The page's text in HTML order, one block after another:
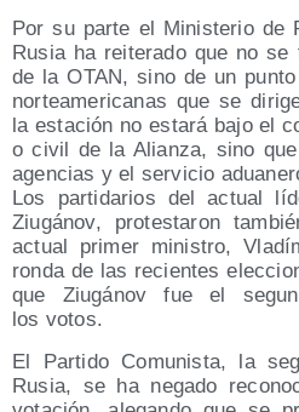
Por su par­te el Minis­te­rio de
Rusia ha reite­ra­do que no
de la OTAN, sino de un
nor­te­ame­ri­ca­nas que se
la esta­ción no esta­rá bajo el
o civil de la Alian­za, sino
agen­cias y el ser­vi­cio
Los par­ti­da­rios del actual
Ziu­gá­nov, pro­tes­ta­ron
actual pri­mer minis­tro,
ron­da de las recien­tes
que Ziu­gá­nov fue el
los votos.
El Par­ti­do Comu­nis­ta, la
Rusia, se ha nega­do